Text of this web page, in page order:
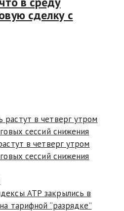
сделку с
в четверг утром
сессий снижения